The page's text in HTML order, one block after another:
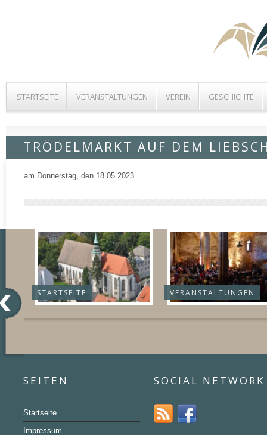
STARTSEITE VERANSTALTUNGEN VEREIN GESCHICHTE
TRÖDELMARKT AUF DEM
am Donnerstag, den 18.05.2023
STARTSEITE VERANSTALTUNGEN
SEITEN
Startseite
Impressum
SOCIAL NETWORK